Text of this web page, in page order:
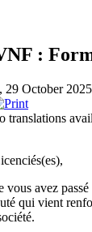
:
29 October
translations
vous avez
qui vient